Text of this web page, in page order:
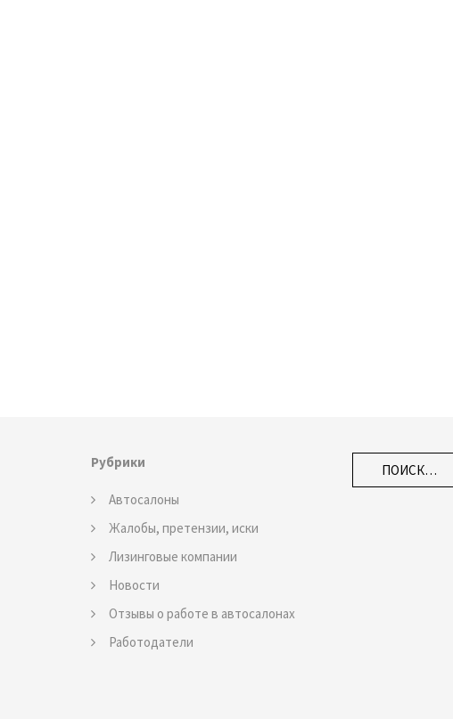
Рубрики
Автосалоны
Жалобы, претензии, иски
Лизинговые компании
Новости
Отзывы о работе в автосалонах
Работодатели